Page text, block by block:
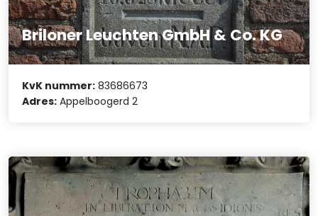
Briloner Leuchten GmbH & Co. KG
KvK nummer: 83686673
Adres: Appelboogerd 2